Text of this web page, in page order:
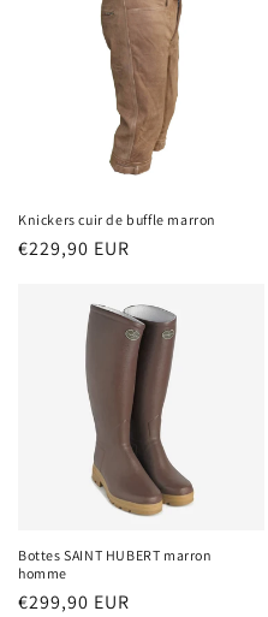
Knickers cuir de buffle marron
Prix
€229,90 EUR
Bottes SAINT HUBERT marron
homme
Prix
€299,90 EUR